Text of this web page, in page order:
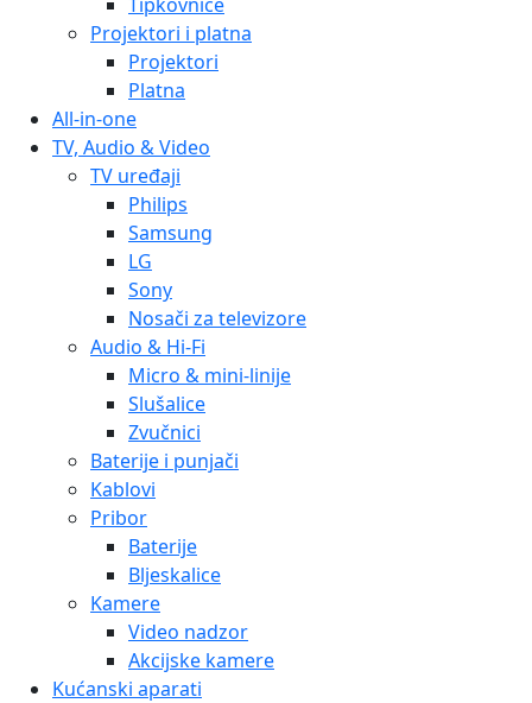
Projektori i platna
Projektori
Platna
All-in-one
TV, Audio & Video
TV uređaji
Philips
Samsung
LG
Sony
Nosači za televizore
Audio & Hi-Fi
Micro & mini-linije
Slušalice
Zvučnici
Baterije i punjači
Kablovi
Pribor
Baterije
Bljeskalice
Kamere
Video nadzor
Akcijske kamere
Kućanski aparati